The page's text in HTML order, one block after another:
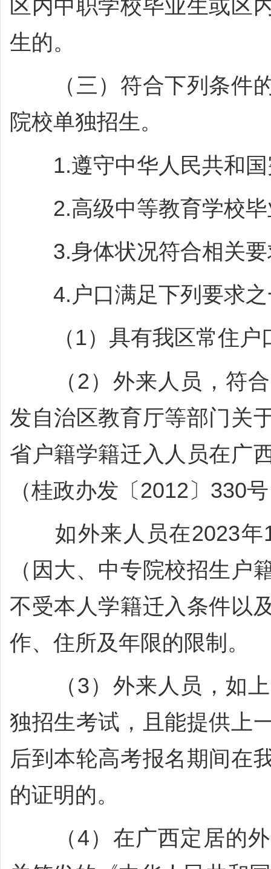
区内中职学校毕业生或区
生的。
（三）符合下列条件的
院校单独招生。
1.遵守中华人民共和国
2.高级中等教育学校毕
3.身体状况符合相关要
4.户口满足下列要求之
（1）具有我区常住户
（2）外来人员，符合
发自治区教育厅等部门关
省户籍学籍迁入人员在广
（桂政办发〔2012〕330
如外来人员在2023年
（因大、中专院校招生户
不受本人学籍迁入条件以
作、住所及年限的限制。
（3）外来人员，如上
独招生考试，且能提供上
后到本轮高考报名期间在
的证明的。
（4）在广西定居的外